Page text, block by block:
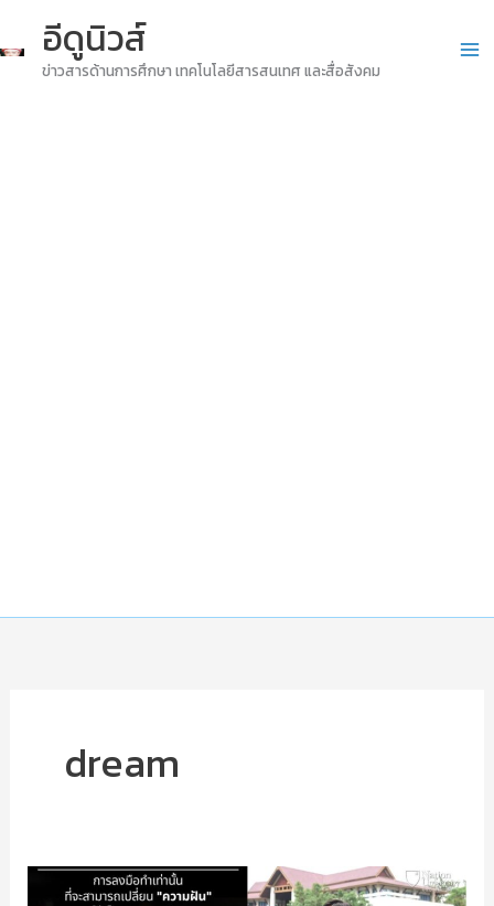
to
อีดูนิวส์
ข่าวสารด้านการศึกษา เทคโนโลยีสารสนเทศ และสื่อสังคม
dream